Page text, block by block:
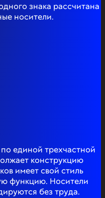
знака рассчитана
носители.
единой трехчастной
конструкцию
имеет свой стиль
функцию. Носители
без труда.